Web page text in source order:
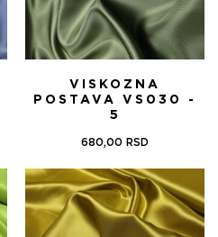
VISKOZNA
POSTAVA VS030 -
5
680,00 RSD